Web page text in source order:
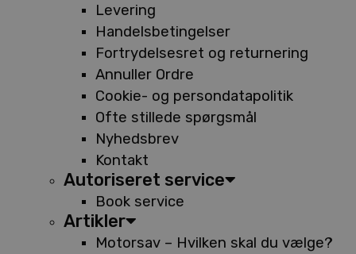
Levering
Handelsbetingelser
Fortrydelsesret og returnering
Annuller Ordre
Cookie- og persondatapolitik
Ofte stillede spørgsmål
Nyhedsbrev
Kontakt
Autoriseret service
Book service
Artikler
Motorsav – Hvilken skal du vælge?